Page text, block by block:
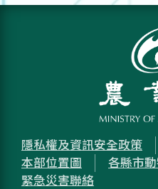
隱私權及資訊安全政策
本部位置圖
各縣市
緊急災害聯絡